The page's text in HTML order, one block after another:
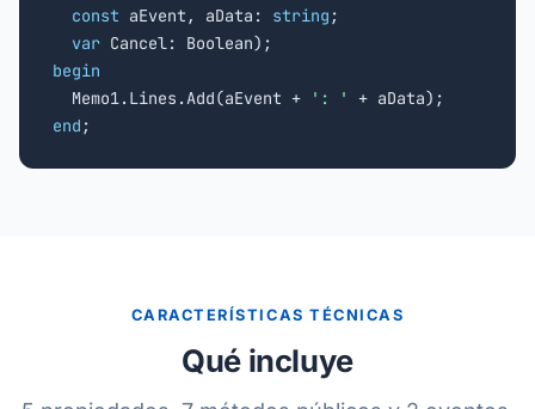
const aEvent, aData: string ;
var
begin
Memo1.Lines.Add(aEvent +
': '
end ;
CARACTERÍSTICAS TÉCNICAS
Qué incluye